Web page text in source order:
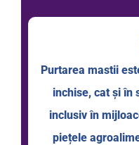
Purtarea mastii
inchise, cat și în
inclusiv în
piețele